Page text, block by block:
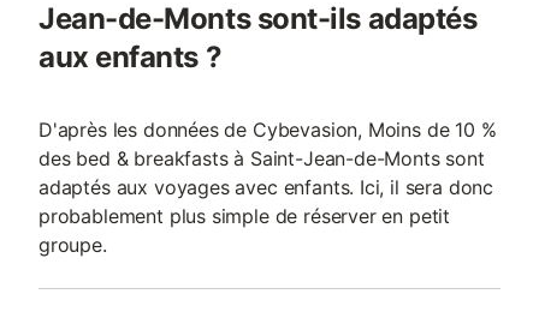
Jean-de-Monts sont-ils adaptés
aux enfants ?
D'après les données de Cybevasion, Moins de 10 %
des bed & breakfasts à Saint-Jean-de-Monts sont
adaptés aux voyages avec enfants. Ici, il sera donc
probablement plus simple de réserver en petit
groupe.